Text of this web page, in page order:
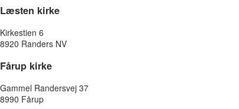
Læsten kirke
Kirkestien 6
8920 Randers NV
Fårup kirke
Gammel Randersvej 37
8990 Fårup